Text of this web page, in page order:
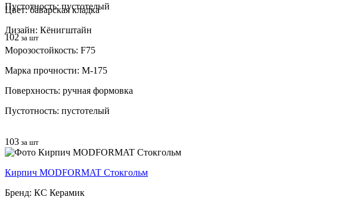
Пустотность: пустотелый
102 за шт
Цвет: баварская кладка
Дизайн: Кёнигштайн
Морозостойкость: F75
Марка прочности: М-175
Поверхность: ручная формовка
Пустотность: пустотелый
103 за шт
Кирпич MODFORMAT Стокгольм
Бренд: КС Керамик